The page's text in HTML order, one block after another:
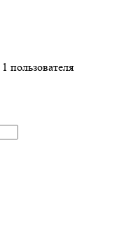
1 пользователя